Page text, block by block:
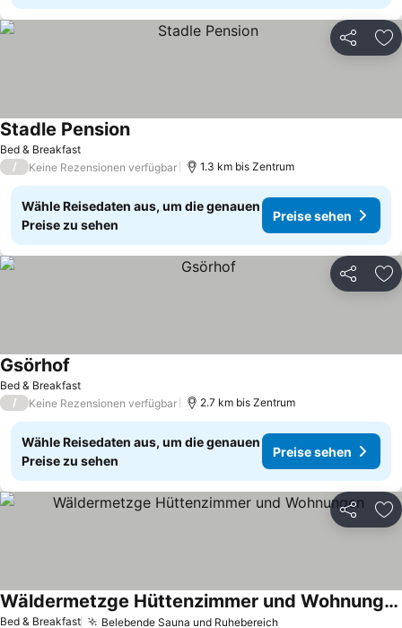
Teilen
Bed & Breakfast
Stadle Pension
/ Keine Rezensionen verfügbar 1.3 km bis Zentrum
Wähle Reisedaten aus, um die genauen
Preise zu sehen
Preise sehen
Teilen
Bed & Breakfast
Gsörhof
/ Keine Rezensionen verfügbar 2.7 km bis Zentrum
Wähle Reisedaten aus, um die genauen
Preise zu sehen
Preise sehen
Teilen
Bed & Breakfast Belebende Sauna und Ruhebereich
Wäldermetzge Hüttenzimmer und Wohnungen